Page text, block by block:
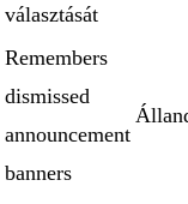
választását
Remembers
dismissed
announcement
banners